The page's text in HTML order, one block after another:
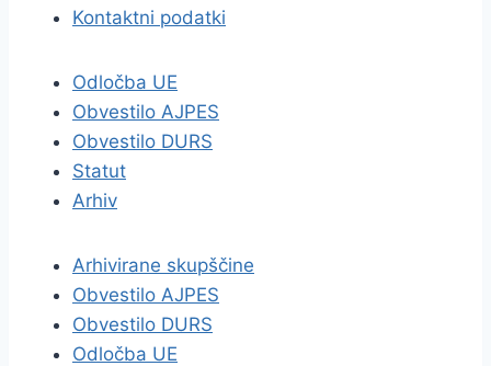
Kontaktni podatki
Odločba UE
Obvestilo AJPES
Obvestilo DURS
Statut
Arhiv
Arhivirane skupščine
Obvestilo AJPES
Obvestilo DURS
Odločba UE